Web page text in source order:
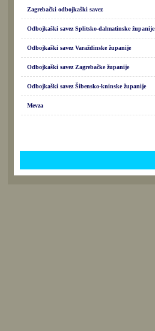
Zagrebački odbojkaški savez
Odbojkaški savez Splitsko-dalmatinske županije
Odbojkaški savez Varaždinske županije
Odbojkaški savez Zagrebačke županije
Odbojkaški savez Šibensko-kninske županije
Mevza